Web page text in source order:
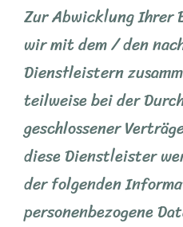
Zur Abwicklung Ihrer
wir mit dem / den
Dienstleistern
teilweise bei der
geschlossener
diese Dienstleister
der folgenden
personenbezogene